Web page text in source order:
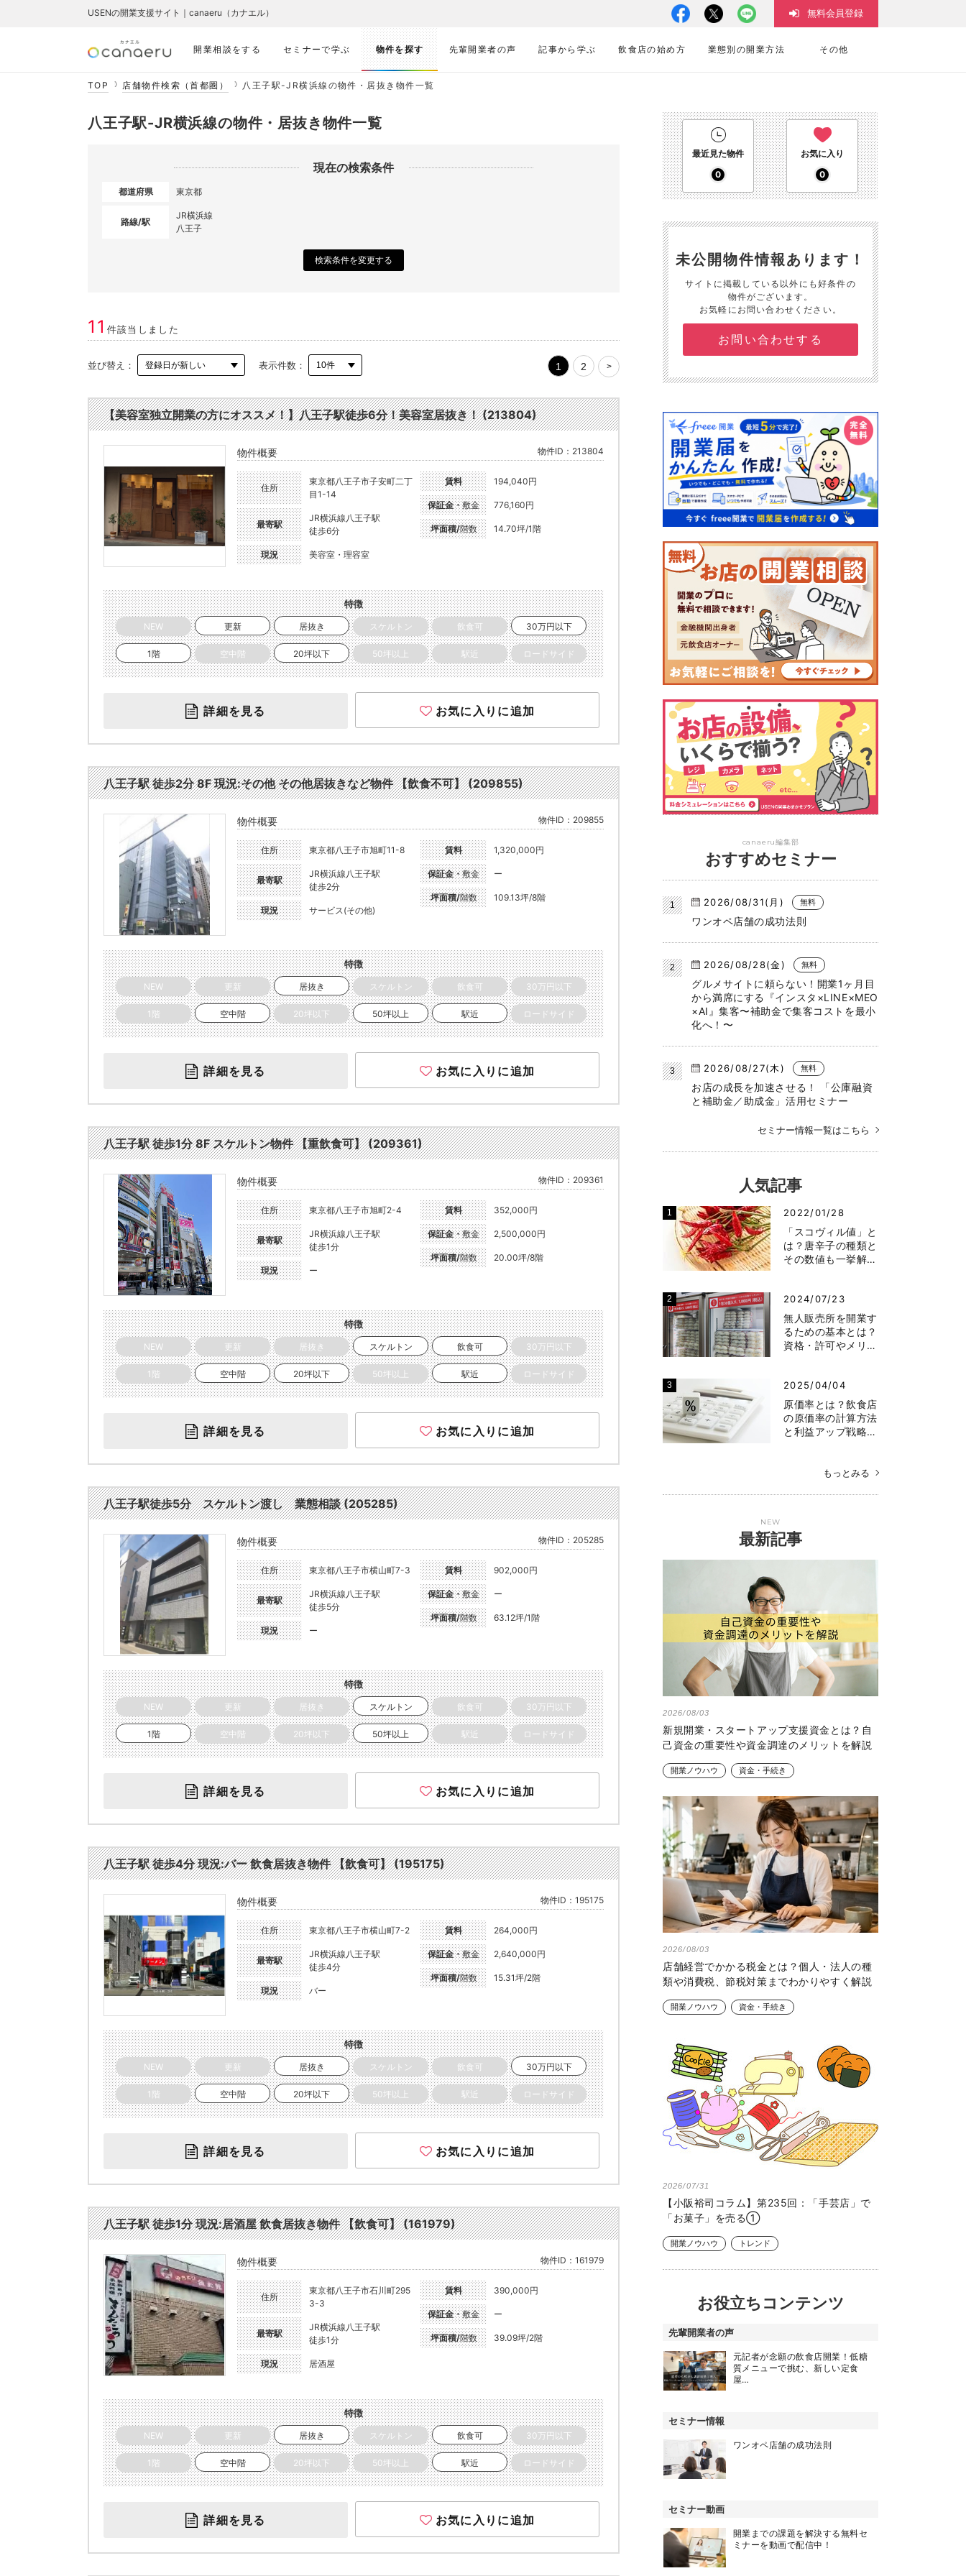
開業相談をする セミナーで学ぶ 物件を探す 先輩開業者の声 記事から学ぶ 飲食店の始め方 業態別の開業方法 その他
USENの開業支援サイト｜canaeru（カナエル） 無料会員登録
TOP 店舗物件検索（首都圏） 八王子駅-JR横浜線の物件・居抜き物件一覧
八王子駅-JR横浜線の物件・居抜き物件一覧
現在の検索条件
都道府県 東京都
路線/駅
JR横浜線
八王子
検索条件を変更する
11 件該当しました
並び替え： 表示件数： 1 2 >
【美容室独立開業の方にオススメ！】八王子駅徒歩6分！美容室居抜き！ (213804)
物件概要 物件ID：213804
住所
東京都八王子市子安町二丁
目1-14
最寄駅
JR横浜線八王子駅
徒歩6分
現況 美容室・理容室
賃料 194,040円
保証金・敷金 776,160円
坪面積/階数 14.70坪/1階
特徴
NEW 更新 居抜き スケルトン 飲食可 30万円以下
1階 空中階 20坪以下 50坪以上 駅近 ロードサイド
詳細を見る お気に入りに追加
八王子駅 徒歩2分 8F 現況:その他 その他居抜きなど物件 【飲食不可】 (209855)
物件概要 物件ID：209855
住所 東京都八王子市旭町11-8
最寄駅
JR横浜線八王子駅
徒歩2分
現況 サービス(その他)
賃料 1,320,000円
保証金・敷金 ー
坪面積/階数 109.13坪/8階
特徴
NEW 更新 居抜き スケルトン 飲食可 30万円以下
1階 空中階 20坪以下 50坪以上 駅近 ロードサイド
詳細を見る お気に入りに追加
八王子駅 徒歩1分 8F スケルトン物件 【重飲食可】 (209361)
物件概要 物件ID：209361
住所 東京都八王子市旭町2-4
最寄駅
JR横浜線八王子駅
徒歩1分
現況 ー
賃料 352,000円
保証金・敷金 2,500,000円
坪面積/階数 20.00坪/8階
特徴
NEW 更新 居抜き スケルトン 飲食可 30万円以下
1階 空中階 20坪以下 50坪以上 駅近 ロードサイド
詳細を見る お気に入りに追加
八王子駅徒歩5分 スケルトン渡し 業態相談 (205285)
物件概要 物件ID：205285
住所 東京都八王子市横山町7-3
最寄駅
JR横浜線八王子駅
徒歩5分
現況 ー
賃料 902,000円
保証金・敷金 ー
坪面積/階数 63.12坪/1階
特徴
NEW 更新 居抜き スケルトン 飲食可 30万円以下
1階 空中階 20坪以下 50坪以上 駅近 ロードサイド
詳細を見る お気に入りに追加
八王子駅 徒歩4分 現況:バー 飲食居抜き物件 【飲食可】 (195175)
物件概要 物件ID：195175
住所 東京都八王子市横山町7-2
最寄駅
JR横浜線八王子駅
徒歩4分
現況 バー
賃料 264,000円
保証金・敷金 2,640,000円
坪面積/階数 15.31坪/2階
特徴
NEW 更新 居抜き スケルトン 飲食可 30万円以下
1階 空中階 20坪以下 50坪以上 駅近 ロードサイド
詳細を見る お気に入りに追加
八王子駅 徒歩1分 現況:居酒屋 飲食居抜き物件 【飲食可】 (161979)
物件概要 物件ID：161979
住所
東京都八王子市石川町295
3-3
最寄駅
JR横浜線八王子駅
徒歩1分
現況 居酒屋
賃料 390,000円
保証金・敷金 ー
坪面積/階数 39.09坪/2階
特徴
NEW 更新 居抜き スケルトン 飲食可 30万円以下
1階 空中階 20坪以下 50坪以上 駅近 ロードサイド
詳細を見る お気に入りに追加
最近見た物件
0
お気に入り
0
未公開物件情報あります！
サイトに掲載している以外にも好条件の
物件がございます。
お気軽にお問い合わせください。
お問い合わせする
canaeru編集部
おすすめセミナー
2026/08/31(月) 無料
ワンオペ店舗の成功法則
2026/08/28(金) 無料
グルメサイトに頼らない！開業1ヶ月目
から満席にする『インスタ×LINE×MEO
×AI』集客〜補助金で集客コストを最小
化へ！〜
2026/08/27(木) 無料
お店の成長を加速させる！ 「公庫融資
と補助金／助成金」活用セミナー
セミナー情報一覧はこちら
人気記事
2022/01/28
「スコヴィル値」と
は？唐辛子の種類と
その数値も一挙解…
2024/07/23
無人販売所を開業す
るための基本とは？
資格・許可やメリ…
2025/04/04
原価率とは？飲食店
の原価率の計算方法
と利益アップ戦略…
もっとみる
NEW
最新記事
2026/08/03
新規開業・スタートアップ支援資金とは？自
己資金の重要性や資金調達のメリットを解説
開業ノウハウ 資金・手続き
2026/08/03
店舗経営でかかる税金とは？個人・法人の種
類や消費税、節税対策までわかりやすく解説
開業ノウハウ 資金・手続き
2026/07/31
【小阪裕司コラム】第235回：「手芸店」で
「お菓子」を売る①
開業ノウハウ トレンド
お役立ちコンテンツ
先輩開業者の声
元記者が念願の飲食店開業！低糖
質メニューで挑む、新しい定食
屋…
セミナー情報
ワンオペ店舗の成功法則
セミナー動画
開業までの課題を解決する無料セ
ミナーを動画で配信中！